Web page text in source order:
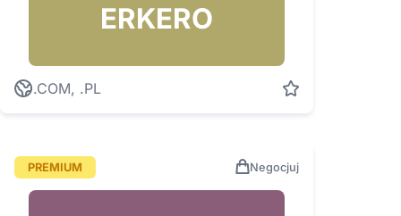
ERKERO
.COM, .PL
PREMIUM Negocjuj